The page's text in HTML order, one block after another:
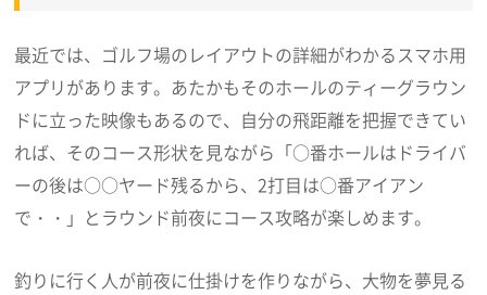
最近では、ゴルフ場のレイアウトの詳細がわかるスマホ用
アプリがあります。あたかもそのホールのティーグラウン
ドに立った映像もあるので、自分の飛距離を把握できてい
れば、そのコース形状を見ながら「○番ホールはドライバ
ーの後は○○ヤード残るから、2打目は○番アイアン
で・・」とラウンド前夜にコース攻略が楽しめます。
釣りに行く人が前夜に仕掛けを作りながら、大物を夢見る